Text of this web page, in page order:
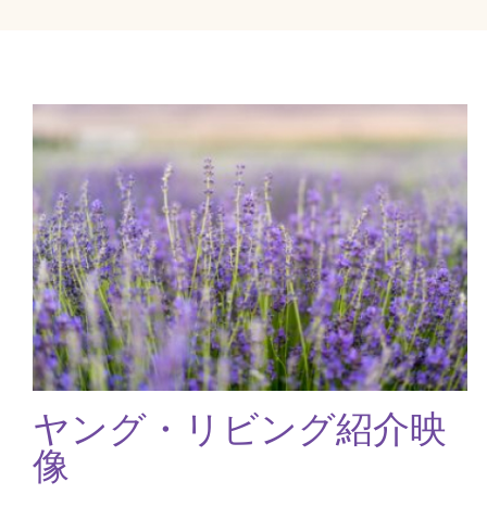
ヤング・リビング紹介映
像